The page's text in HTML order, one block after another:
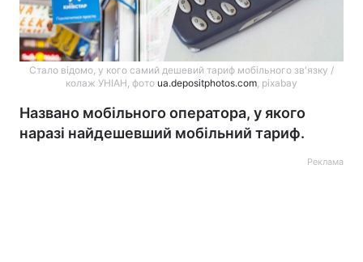
Стало відомо, у кого самий дешевий тариф мобільного зв'язку /
колаж УНІАН, фото ua.depositphotos.com, pixabay
Названо мобільного оператора, у якого
наразі найдешевший мобільний тариф.
Реклама